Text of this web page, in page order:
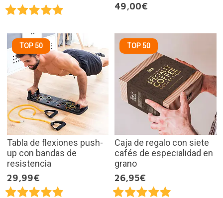
49,00€
TOP 50
Tabla de flexiones push-
up con bandas de
resistencia
29,99€
TOP 50
Caja de regalo con siete
cafés de especialidad en
grano
26,95€